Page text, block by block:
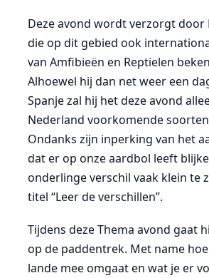
Deze avond wordt verzorgt door
die op dit gebied ook
van Amfibieën en Reptielen
Alhoewel hij dan net weer een
Spanje zal hij het deze avond
Nederland voorkomende
Ondanks zijn inperking van het
dat er op onze aardbol leeft
onderlinge verschil vaak klein te
titel “Leer de verschillen”.
Tijdens deze Thema avond gaat
op de paddentrek. Met name
lande mee omgaat en wat je er